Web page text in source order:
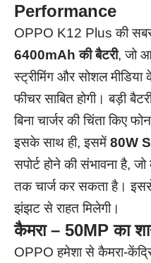
Performance
OPPO K12 Plus की
6400mAh की बैटरी, जो
स्ट्रीमिंग और सोशल
फीचर साबित होगी। बड़ी
बिना चार्जर की चिंता किए
इसके साथ ही, इसमें 80W
सपोर्ट होने की संभावना है,
तक चार्ज कर सकता है। इससे
झंझट से राहत मिलेगी।
कैमरा – 50MP का
OPPO हमेशा से कैमरा-